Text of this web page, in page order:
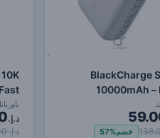
BlackCharge
10000mAh –
Charging Power
with
خصم57%
PD…
د.إ.
د.إ. 138.00